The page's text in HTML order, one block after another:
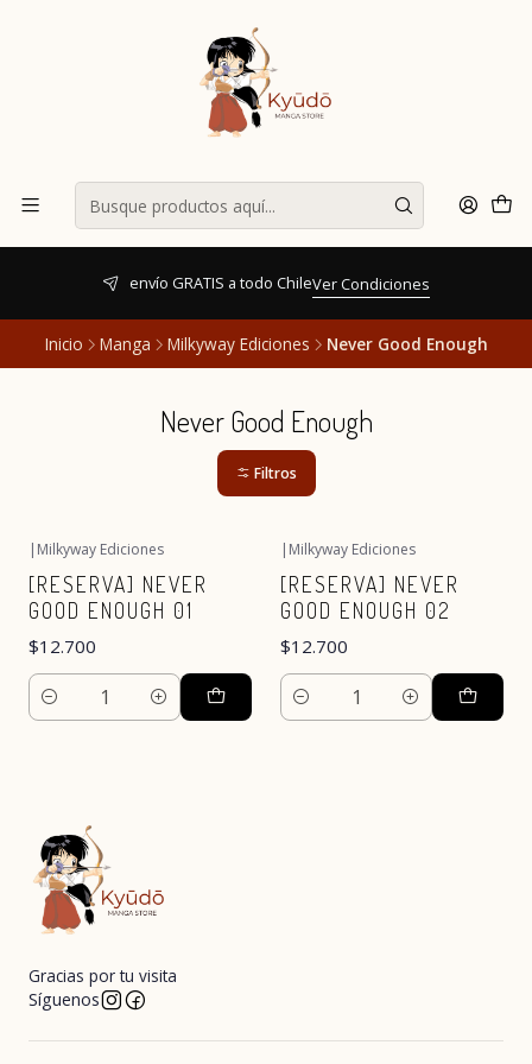
envío GRATIS a todo ChileVer Condiciones
Inicio Manga Milkyway Ediciones Never Good Enough
Never Good Enough
Filtros
| Milkyway Ediciones
[RESERVA] NEVER
GOOD ENOUGH 01
$12.700
Cantidad
| Milkyway Ediciones
[RESERVA] NEVER
GOOD ENOUGH 02
$12.700
Cantidad
Gracias por tu visita
Síguenos